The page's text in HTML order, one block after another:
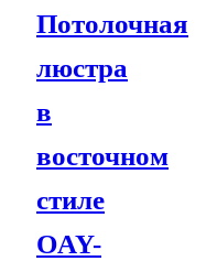
Потолочная
люстра
в
восточном
стиле
OAY-